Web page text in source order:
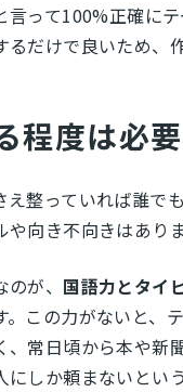
言って100%正確に
だけで良いため、
程度は必要
え整っていれば誰で
向き不向きはありま
が、 国語力とタイ
。この力がないと、
、常日頃から本や新
しか頼まないとい